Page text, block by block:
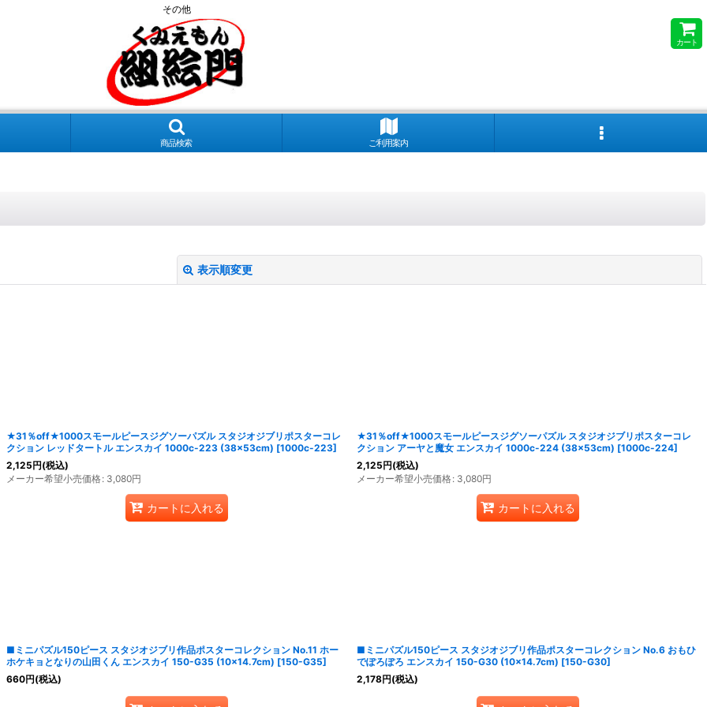
その他
カート
商品検索 ご利用案内
表示順変更
★31％off★1000スモールピースジグソーパズル スタジオジブリポスターコレ
クション レッドタートル エンスカイ 1000c-223 (38×53cm) [1000c-223]
2,125円(税込)
メーカー希望小売価格: 3,080円
カートに入れる
★31％off★1000スモールピースジグソーパズル スタジオジブリポスターコレ
クション アーヤと魔女 エンスカイ 1000c-224 (38×53cm) [1000c-224]
2,125円(税込)
メーカー希望小売価格: 3,080円
カートに入れる
■ミニパズル150ピース スタジオジブリ作品ポスターコレクション No.11 ホー
ホケキョとなりの山田くん エンスカイ 150-G35 (10×14.7cm) [150-G35]
660円(税込)
■ミニパズル150ピース スタジオジブリ作品ポスターコレクション No.6 おもひ
でぽろぽろ エンスカイ 150-G30 (10×14.7cm) [150-G30]
2,178円(税込)